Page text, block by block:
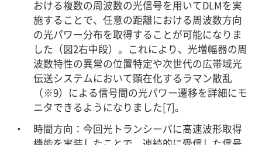
おける複数の周波数の光信号を用いてDLMを実
施することで、任意の距離における周波数方向
の光パワー分布を取得することが可能になりま
した（図2右中段）。これにより、光増幅器の周
波数特性の異常の位置特定や次世代の広帯域光
伝送システムにおいて顕在化するラマン散乱
（※9）による信号間の光パワー遷移を詳細にモ
ニタできるようになりました[7]。
時間方向：今回光トランシーバに高速波形取得